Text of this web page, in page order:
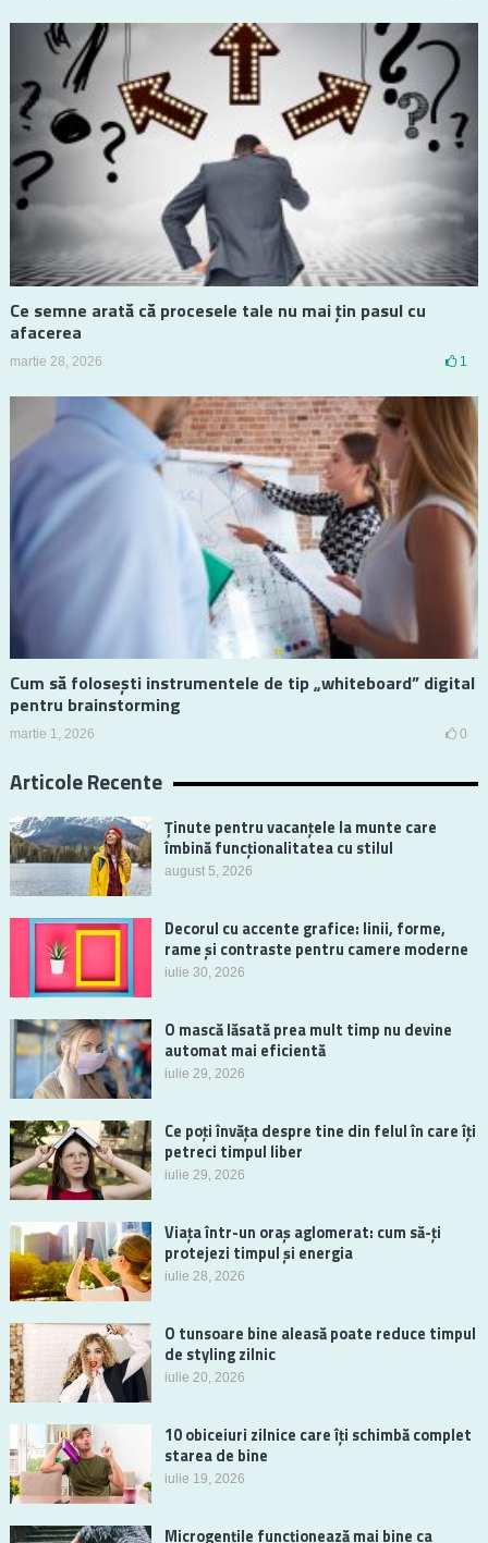
Ce semne arată că procesele tale nu mai țin pasul cu
afacerea
martie 28, 2026 1
Cum să folosești instrumentele de tip „whiteboard” digital
pentru brainstorming
martie 1, 2026 0
Articole Recente
Ținute pentru vacanțele la munte care
îmbină funcționalitatea cu stilul
august 5, 2026
Decorul cu accente grafice: linii, forme,
rame și contraste pentru camere moderne
iulie 30, 2026
O mască lăsată prea mult timp nu devine
automat mai eficientă
iulie 29, 2026
Ce poți învăța despre tine din felul în care îți
petreci timpul liber
iulie 29, 2026
Viața într-un oraș aglomerat: cum să-ți
protejezi timpul și energia
iulie 28, 2026
O tunsoare bine aleasă poate reduce timpul
de styling zilnic
iulie 20, 2026
10 obiceiuri zilnice care îți schimbă complet
starea de bine
iulie 19, 2026
Microgențile funcționează mai bine ca